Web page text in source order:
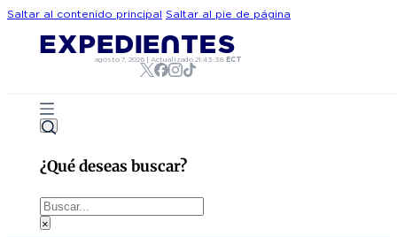
Saltar al contenido principal Saltar al pie de página
agosto 7, 2026 |Actualizado21:43:38 ECT
¿Qué deseas buscar?
Buscar
×